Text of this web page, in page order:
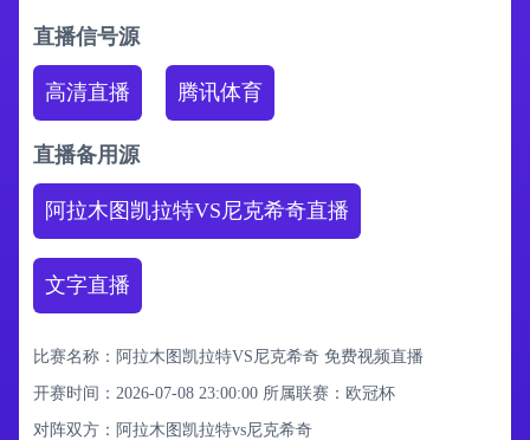
直播信号源
高清直播 腾讯体育
直播备用源
阿拉木图凯拉特VS尼克希奇直播
文字直播
比赛名称：阿拉木图凯拉特VS尼克希奇 免费视频直播
开赛时间：2026-07-08 23:00:00 所属联赛： 欧冠杯
对阵双方：阿拉木图凯拉特vs尼克希奇